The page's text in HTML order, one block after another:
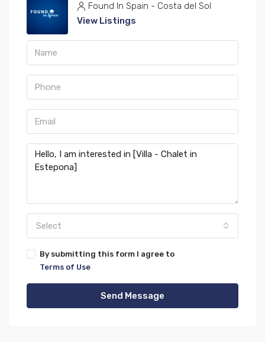
Found In Spain - Costa del Sol
View Listings
Select
By submitting this form I agree to
Terms of Use
Send Message